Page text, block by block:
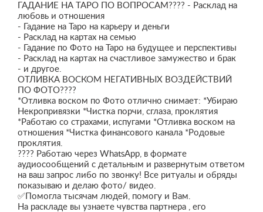
ГАДАНИЕ НА ТАРО ПО ВОПРОСАМ???? - Расклад на
любовь и отношения
- Гадание на Таро на карьеру и деньги
- Расклад на картах на семью
- Гадание по Фото на Таро на будущее и перспективы
- Расклад на картах на счастливое замужество и брак
- и другое.
ОТЛИВКА ВОСКОМ НЕГАТИВНЫХ ВОЗДЕЙСТВИЙ
ПО ФОТО????
*Отливка воском по Фото отлично снимает: *Убираю
Некропривязки *Чистка порчи, сглаза, проклятия
*Работаю со страхами, испугами *Отливка воском на
отношения *Чистка финансового канала *Родовые
проклятия.
???? Работаю через WhаtsАрр, в формате
аудиосообщений с детальным и развернутым ответом
на ваш запрос либо по звонку! Все ритуалы и обряды
показываю и делаю фото/ видео.
✅Помогла тысячам людей, помогу и Вам.
На раскладе вы узнаете чувства партнера , его